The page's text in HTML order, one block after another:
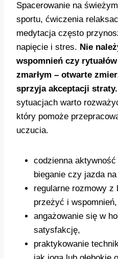
Spacerowanie na
sportu, ćwiczenia
medytacja często
napięcie i stres. Nie
wspomnień czy
zmarłym – otwarte
sprzyja akceptacji straty.
sytuacjach warto
który pomoże
uczucia.
codzienna
bieganie czy jazda
regularne rozmowy z
przeżyć i wspomnień,
angażowanie się w
satysfakcję,
praktykowanie